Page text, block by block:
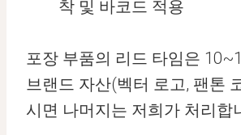
착 및 바코드 적용
포장 부품의 리드 타임은
브랜드 자산(벡터 로고, 팬톤
시면 나머지는 저희가 처리합